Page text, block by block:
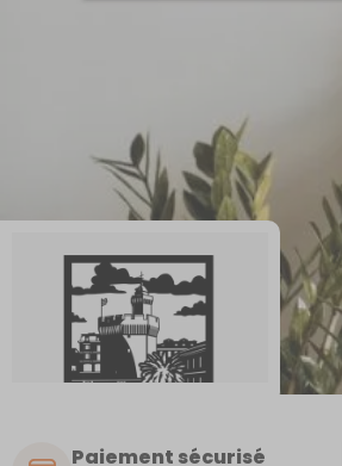
Paiement sécurisé